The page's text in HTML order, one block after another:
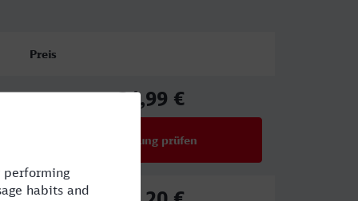
Preis
34,99 €
Verbindung prüfen